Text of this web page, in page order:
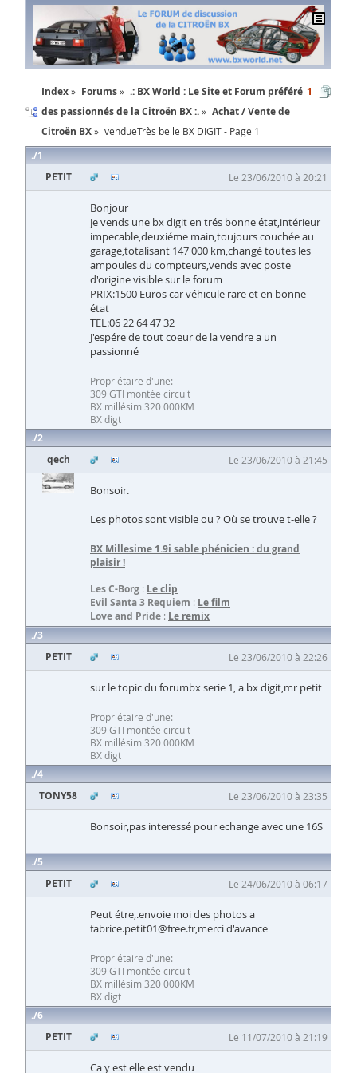
Index Forums
.: BX World : Le Site et Forum préféré
des passionnés de la Citroën BX :.
Achat / Vente de
Citroën BX
vendueTrès belle BX DIGIT - Page 1
1
1
PETIT
Le 23/06/2010 à 20:21
Bonjour
Je vends une bx digit en trés bonne état,intérieur
impecable,deuxiéme main,toujours couchée au
garage,totalisant 147 000 km,changé toutes les
ampoules du compteurs,vends avec poste
d'origine visible sur le forum
PRIX:1500 Euros car véhicule rare et en bonne
état
TEL:06 22 64 47 32
J'espére de tout coeur de la vendre a un
passionné
Propriétaire d'une:
309 GTI montée circuit
BX millésim 320 000KM
BX digt
2
qech
Le 23/06/2010 à 21:45
Bonsoir.
Les photos sont visible ou ? Où se trouve t-elle ?
BX Millesime 1.9i sable phénicien : du grand
plaisir !
Les C-Borg : Le clip
Evil Santa 3 Requiem : Le film
Love and Pride : Le remix
3
PETIT
Le 23/06/2010 à 22:26
sur le topic du forumbx serie 1, a bx digit,mr petit
Propriétaire d'une:
309 GTI montée circuit
BX millésim 320 000KM
BX digt
4
TONY58
Le 23/06/2010 à 23:35
Bonsoir,pas interessé pour echange avec une 16S
5
PETIT
Le 24/06/2010 à 06:17
Peut étre,.envoie moi des photos a
fabrice.petit01@free.fr,merci d'avance
Propriétaire d'une:
309 GTI montée circuit
BX millésim 320 000KM
BX digt
6
PETIT
Le 11/07/2010 à 21:19
Ca y est elle est vendu